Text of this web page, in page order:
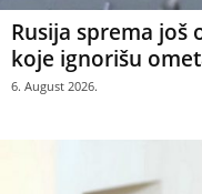
Rusija sprema još
koje ignorišu
6. August 2026.